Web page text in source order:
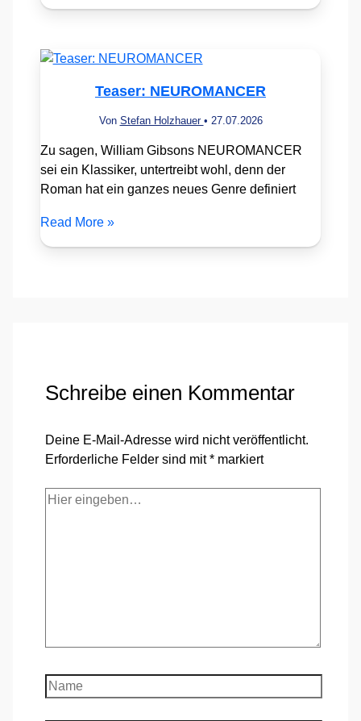
Teaser: NEUROMANCER
Von Stefan Holzhauer • 27.07.2026
Zu sagen, William Gibsons NEUROMANCER
sei ein Klassiker, untertreibt wohl, denn der
Roman hat ein ganzes neues Genre definiert
Read More »
Schreibe einen Kommentar
Deine E-Mail-Adresse wird nicht veröffentlicht.
Erforderliche Felder sind mit* markiert
Hier
Name